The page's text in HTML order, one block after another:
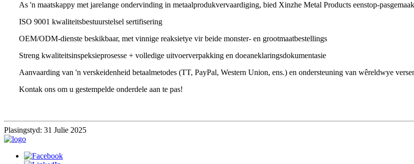
As 'n maatskappy met jarelange ondervinding in metaalprodukvervaardiging, bied Xinzhe Metal Products eenstop-
ISO 9001 kwaliteitsbestuurstelsel sertifisering
OEM/ODM-dienste beskikbaar, met vinnige reaksietye vir beide monster- en grootmaatbestellings
Streng kwaliteitsinspeksieprosesse + volledige uitvoerverpakking en doeaneklaringsdokumentasie
Aanvaarding van 'n verskeidenheid betaalmetodes (TT, PayPal, Western Union, ens.) en ondersteuning van wêreldwye
Kontak ons om u gestempelde onderdele aan te pas!
Plasingstyd: 31 Julie 2025